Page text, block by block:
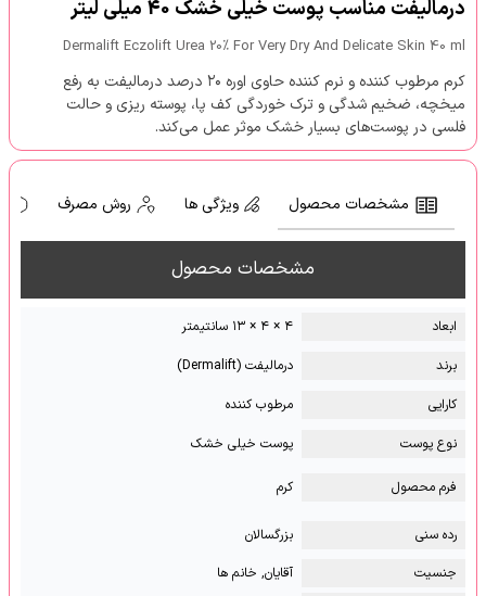
درمالیفت مناسب پوست خیلی خشک 40 میلی لیتر
Dermalift Eczolift Urea 20% For Very Dry And Delicate Skin 40 ml
کرم مرطوب کننده و نرم کننده حاوی اوره ۲۰ درصد درمالیفت به رفع
میخچه، ضخیم شدگی و ترک خوردگی کف پا، پوسته ریزی و حالت
فلسی در پوست‌های بسیار خشک موثر عمل می‌کند.
مشخصات محصول ویژگی ها روش مصرف
مشخصات محصول
ابعاد
۴ × ۴ × ۱۳ سانتیمتر
برند
درمالیفت (Dermalift)
کارایی
مرطوب کننده
نوع پوست
پوست خیلی خشک
فرم محصول کرم
رده سنی
بزرگسالان
جنسیت
آقایان, خانم ها